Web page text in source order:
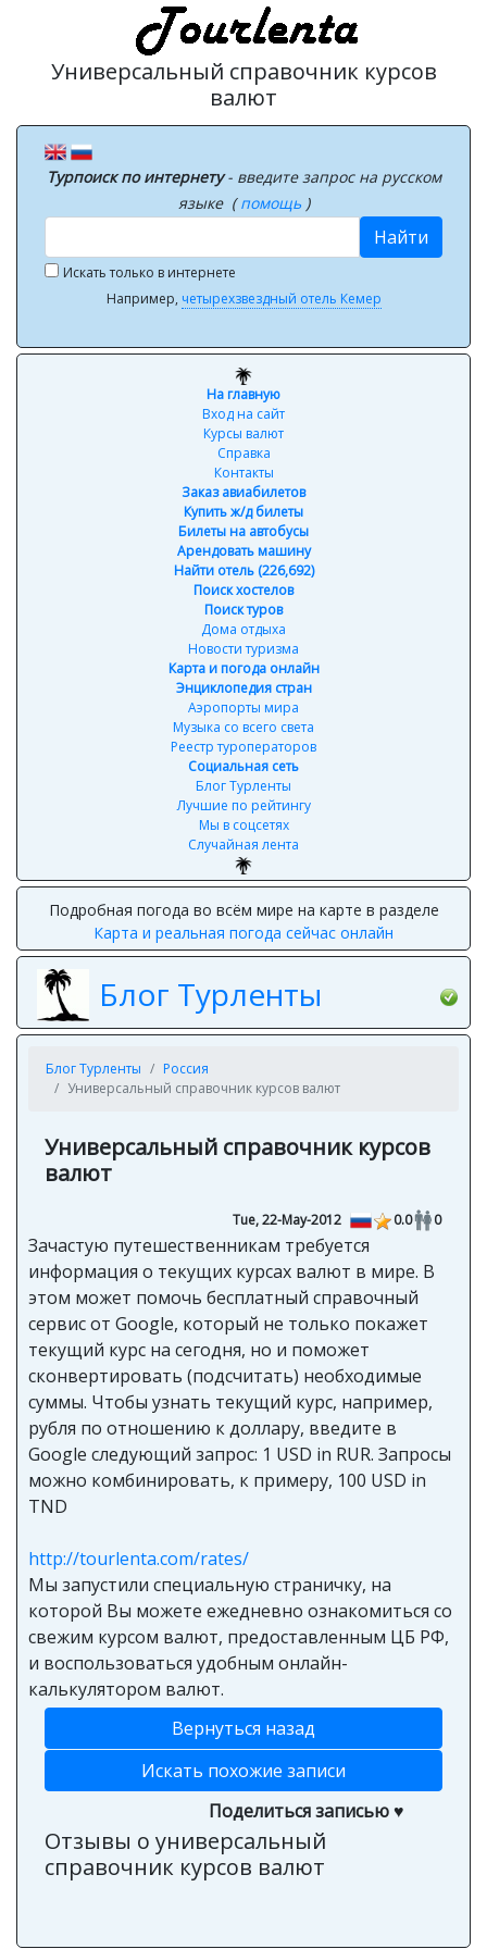
Универсальный справочник курсов
валют
Турпоиск по интернету- введите запрос на русском
языке (помощь )
Найти
Искать только в интернете
Например, четырехзвездный отель Кемер
На главную
Вход на сайт
Курсы валют
Справка
Контакты
Заказ авиабилетов
Купить ж/д билеты
Билеты на автобусы
Арендовать машину
Найти отель (226,692)
Поиск хостелов
Поиск туров
Дома отдыха
Новости туризма
Карта и погода онлайн
Энциклопедия стран
Аэропорты мира
Музыка со всего света
Реестр туроператоров
Социальная сеть
Блог Турленты
Лучшие по рейтингу
Мы в соцсетях
Случайная лента
Подробная погода во всём мире на карте в разделе
Карта и реальная погода сейчас онлайн
Блог Турленты
Блог Турленты
Россия
Универсальный справочник курсов валют
Универсальный справочник курсов
валют
Tue, 22-May-2012 0.0 0
Зачастую путешественникам требуется
информация о текущих курсах валют в мире. В
этом может помочь бесплатный справочный
сервис от Google, который не только покажет
текущий курс на сегодня, но и поможет
сконвертировать (подсчитать) необходимые
суммы. Чтобы узнать текущий курс, например,
рубля по отношению к доллару, введите в
Google следующий запрос: 1 USD in RUR. Запросы
можно комбинировать, к примеру, 100 USD in
TND
http://tourlenta.com/rates/
Мы запустили специальную страничку, на
которой Вы можете ежедневно ознакомиться со
свежим курсом валют, предоставленным ЦБ РФ,
и воспользоваться удобным онлайн-
калькулятором валют.
Вернуться назад
Искать похожие записи
Поделиться записью ♥
Отзывы о универсальный
справочник курсов валют